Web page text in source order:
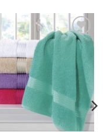
Añadir
de